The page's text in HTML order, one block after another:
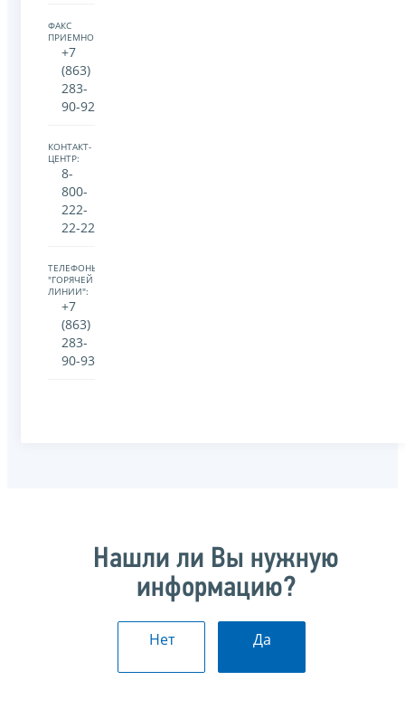
ФАКС
ПРИЕМНОЙ:
+7
(863)
283-
90-92
КОНТАКТ-
ЦЕНТР:
8-
800-
222-
22-22
ТЕЛЕФОНЫ
"ГОРЯЧЕЙ
ЛИНИИ":
+7
(863)
283-
90-93
Нашли ли Вы нужную
информацию?
Нет Да